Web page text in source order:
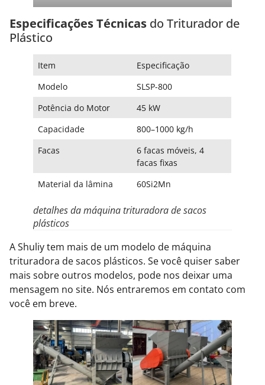
Especificações Técnicas do Triturador de
Plástico
Item
Especificação
Modelo
SLSP-800
Potência do Motor
45 kW
Capacidade
800–1000 kg/h
Facas
6 facas móveis, 4
facas fixas
Material da lâmina
60Si2Mn
detalhes da máquina trituradora de sacos
plásticos
A Shuliy tem mais de um modelo de máquina
trituradora de sacos plásticos. Se você quiser saber
mais sobre outros modelos, pode nos deixar uma
mensagem no site. Nós entraremos em contato com
você em breve.